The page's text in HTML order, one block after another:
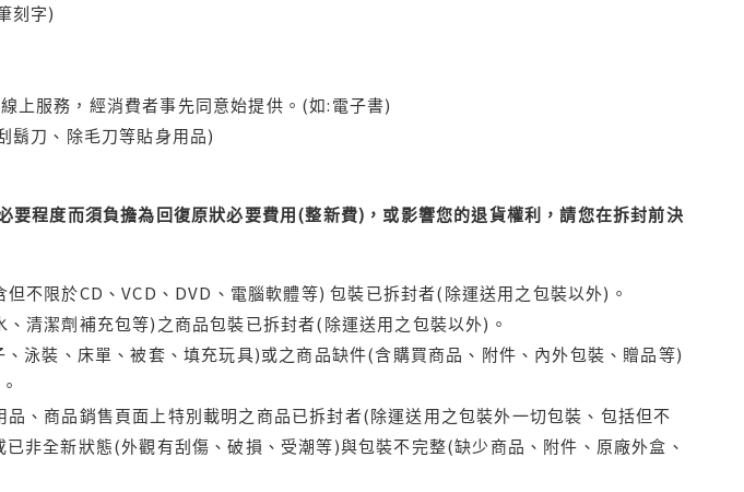
刻字)
上服務，經消費者事先同意始提供。(如:電子書)
鬍刀、除毛刀等貼身用品)
要程度而須負擔為回復原狀必要費用(整新費)，或影響您的退貨權利，請您在拆封前決
不限於CD、VCD、DVD、電腦軟體等) 包裝已拆封者(除運送用之包裝以外)。
清潔劑補充包等)之商品包裝已拆封者(除運送用之包裝以外)。
泳裝、床單、被套、填充玩具)或之商品缺件(含購買商品、附件、內外包裝、贈品等)
、商品銷售頁面上特別載明之商品已拆封者(除運送用之包裝外一切包裝、包括但不
非全新狀態(外觀有刮傷、破損、受潮等)與包裝不完整(缺少商品、附件、原廠外盒、